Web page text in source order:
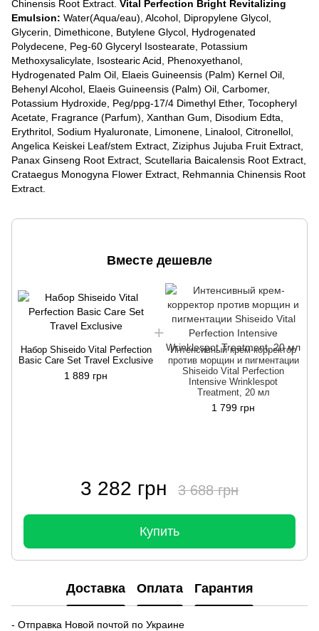
Chinensis Root Extract. Vital Perfection Bright Revitalizing
Emulsion: Water(Aqua/eau), Alcohol, Dipropylene Glycol,
Glycerin, Dimethicone, Butylene Glycol, Hydrogenated
Polydecene, Peg-60 Glyceryl Isostearate, Potassium
Methoxysalicylate, Isostearic Acid, Phenoxyethanol,
Hydrogenated Palm Oil, Elaeis Guineensis (Palm) Kernel Oil,
Behenyl Alcohol, Elaeis Guineensis (Palm) Oil, Carbomer,
Potassium Hydroxide, Peg/ppg-17/4 Dimethyl Ether, Tocopheryl
Acetate, Fragrance (Parfum), Xanthan Gum, Disodium Edta,
Erythritol, Sodium Hyaluronate, Limonene, Linalool, Citronellol,
Angelica Keiskei Leaf/stem Extract, Ziziphus Jujuba Fruit Extract,
Panax Ginseng Root Extract, Scutellaria Baicalensis Root Extract,
Crataegus Monogyna Flower Extract, Rehmannia Chinensis Root
Extract.
Вместе дешевле
Набор Shiseido Vital Perfection
Basic Care Set Travel Exclusive
1 889 грн
Интенсивный крем-корректор
против морщин и пигментации
Shiseido Vital Perfection
Intensive Wrinklespot
Treatment, 20 мл
1 799 грн
3 282 грн 3 688 грн
Купить
Доставка Оплата Гарантия
- Отправка Новой почтой по Украине